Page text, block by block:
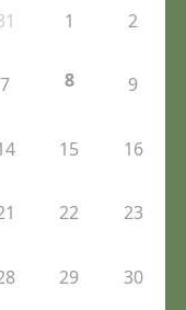
1 2
7 8 9
15 16
22 23
29 30